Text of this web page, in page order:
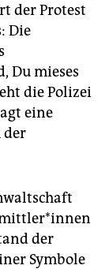
der Protest
Die
Du mieses
die Polizei
eine
der
der
Symbole